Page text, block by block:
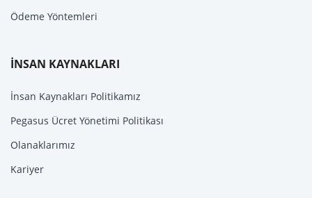
Ödeme Yöntemleri
İNSAN KAYNAKLARI
İnsan Kaynakları Politikamız
Pegasus Ücret Yönetimi Politikası
Olanaklarımız
Kariyer